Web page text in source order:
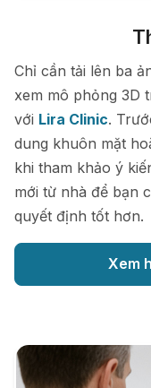
Chỉ cần tải lên ba
xem mô phỏng 3D
với Lira Clinic.
dung khuôn mặt
khi tham khảo ý
mới từ nhà để bạn
quyết định tốt hơn.
Xem